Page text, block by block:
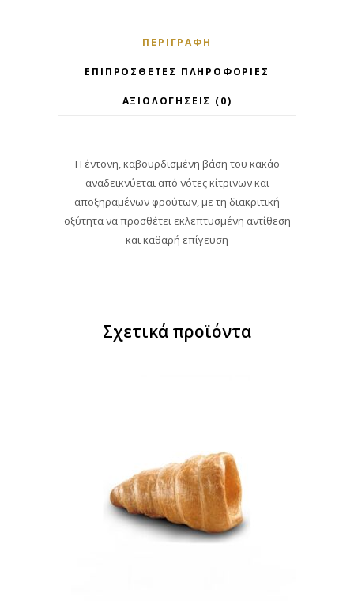
ΠΕΡΙΓΡΑΦΉ
ΕΠΙΠΡΌΣΘΕΤΕΣ ΠΛΗΡΟΦΟΡΊΕΣ
ΑΞΙΟΛΟΓΉΣΕΙΣ (0)
Η έντονη, καβουρδισμένη βάση του κακάο
αναδεικνύεται από νότες κίτρινων και
αποξηραμένων φρούτων, με τη διακριτική
οξύτητα να προσθέτει εκλεπτυσμένη αντίθεση
και καθαρή επίγευση
Σχετικά προϊόντα